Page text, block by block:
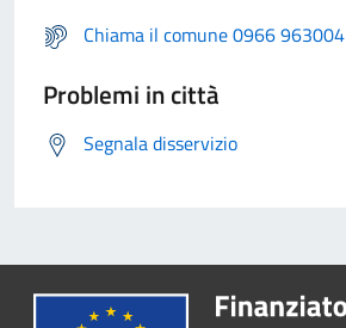
Chiama il comune 0966 963004
Problemi in città
Segnala disservizio